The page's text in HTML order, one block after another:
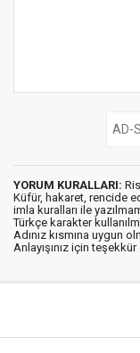
YORUM KURALLARI:
Küfür, hakaret, rencide
imla kuralları ile
Türkçe karakter
Adınız kısmına uygun
Anlayışınız için